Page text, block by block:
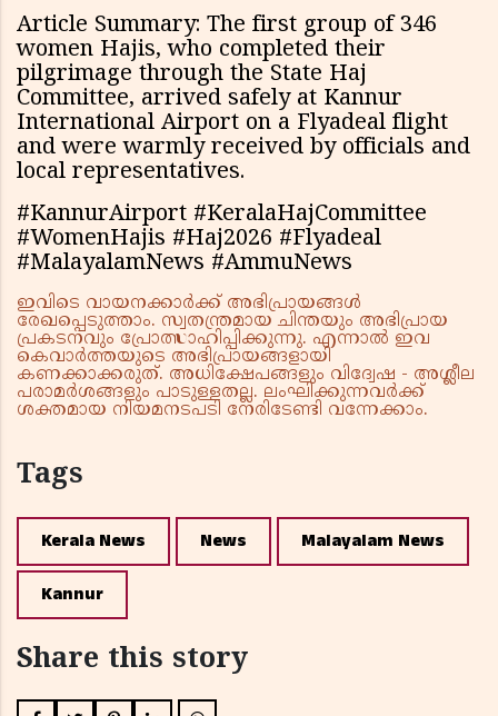
Article Summary: The first group of 346
women Hajis, who completed their
pilgrimage through the State Haj
Committee, arrived safely at Kannur
International Airport on a Flyadeal flight
and were warmly received by officials and
local representatives.
#KannurAirport #KeralaHajCommittee
#WomenHajis #Haj2026 #Flyadeal
#MalayalamNews #AmmuNews
ഇവിടെ വായനക്കാർക്ക് അഭിപ്രായങ്ങൾ
രേഖപ്പെടുത്താം. സ്വതന്ത്രമായ ചിന്തയും അഭിപ്രായ
പ്രകടനവും പ്രോത്സാഹിപ്പിക്കുന്നു. എന്നാൽ ഇവ
കെവാർത്തയുടെ അഭിപ്രായങ്ങളായി
കണക്കാക്കരുത്. അധിക്ഷേപങ്ങളും വിദ്വേഷ - അശ്ലീല
പരാമർശങ്ങളും പാടുള്ളതല്ല. ലംഘിക്കുന്നവർക്ക്
ശക്തമായ നിയമനടപടി നേരിടേണ്ടി വന്നേക്കാം.
Tags
Kerala News News Malayalam News
Kannur
Share this story